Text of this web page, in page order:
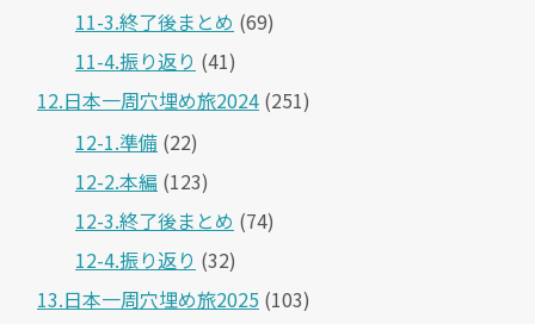
11-3.終了後まとめ (69)
11-4.振り返り (41)
12.日本一周穴埋め旅2024 (251)
12-1.準備 (22)
12-2.本編 (123)
12-3.終了後まとめ (74)
12-4.振り返り (32)
13.日本一周穴埋め旅2025 (103)